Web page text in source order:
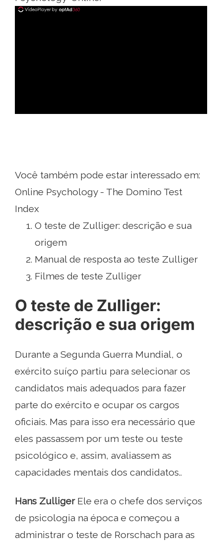
Você também pode estar interessado em:
Online Psychology - The Domino Test
Index
O teste de Zulliger: descrição e sua
origem
Manual de resposta ao teste Zulliger
Filmes de teste Zulliger
O teste de Zulliger:
descrição e sua origem
Durante a Segunda Guerra Mundial, o
exército suíço partiu para selecionar os
candidatos mais adequados para fazer
parte do exército e ocupar os cargos
oficiais. Mas para isso era necessário que
eles passassem por um teste ou teste
psicológico e, assim, avaliassem as
capacidades mentais dos candidatos..
Hans ZulligerEle era o chefe dos serviços
de psicologia na época e começou a
administrar o teste de Rorschach para as